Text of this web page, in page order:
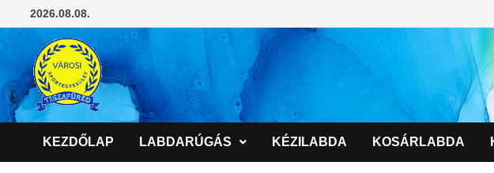
to
2026.08.08.
KEZDŐLAP LABDARÚGÁS KÉZILABDA KOSÁRLABDA